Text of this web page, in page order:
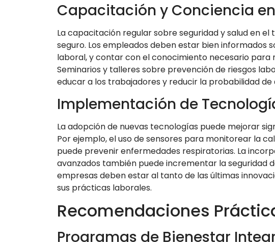
Capacitación y Conciencia en
La capacitación regular sobre seguridad y salud en
seguro. Los empleados deben estar bien informados
laboral, y contar con el conocimiento necesario para
Seminarios y talleres sobre prevención de riesgos
educar a los trabajadores y reducir la probabilidad de
Implementación de
La adopción de nuevas tecnologías puede mejorar
Por ejemplo, el uso de sensores para monitorear la
puede prevenir enfermedades respiratorias. La
avanzados también puede incrementar la seguridad
empresas deben estar al tanto de las últimas
sus prácticas laborales.
Recomendaciones
Programas de Bienestar